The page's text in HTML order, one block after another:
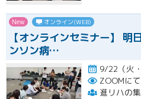
New オンライン(WEB)
【オンラインセミナー】 明
ンソン病…
進リハの